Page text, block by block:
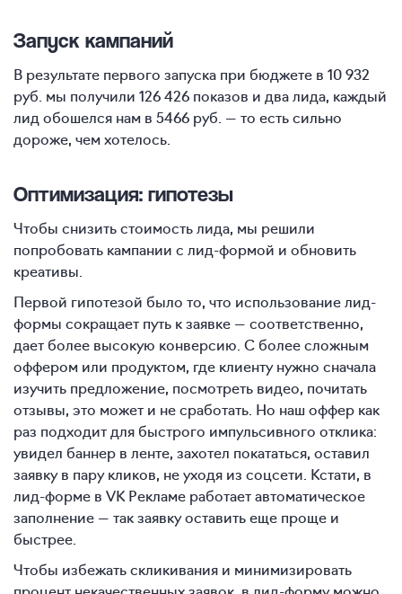
Запуск кампаний
В результате первого запуска при бюджете в 10 932
руб. мы получили 126 426 показов и два лида, каждый
лид обошелся нам в 5466 руб. — то есть сильно
дороже, чем хотелось.
Оптимизация: гипотезы
Чтобы снизить стоимость лида, мы решили
попробовать кампании с лид-формой и обновить
креативы.
Первой гипотезой было то, что использование лид-
формы сокращает путь к заявке — соответственно,
дает более высокую конверсию. С более сложным
оффером или продуктом, где клиенту нужно сначала
изучить предложение, посмотреть видео, почитать
отзывы, это может и не сработать. Но наш оффер как
раз подходит для быстрого импульсивного отклика:
увидел баннер в ленте, захотел покататься, оставил
заявку в пару кликов, не уходя из соцсети. Кстати, в
лид-форме в VK Рекламе работает автоматическое
заполнение — так заявку оставить еще проще и
быстрее.
Чтобы избежать скликивания и минимизировать